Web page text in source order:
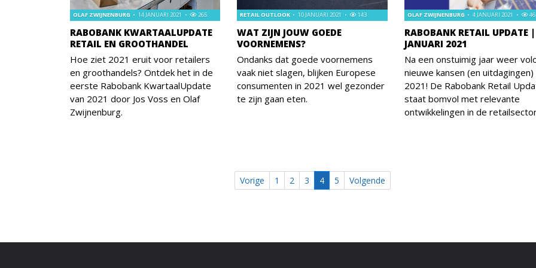
RABOBANK KWARTAALUPDATE
RETAIL EN GROOTHANDEL
OLAF ZWIJNENBURG 14 JANUARI 2021 265
Hoe ziet 2021 eruit voor retailers
en groothandels? Ontdek het in de
eerste Rabobank KwartaalUpdate
van 2021 door Jos Voss en Olaf
Zwijnenburg.
WAT ZIJN JOUW GOEDE
VOORNEMENS?
RETAIL OUTLOOK 10 JANUARI 2021 143
Ondanks dat goede voornemens
vaak niet slagen, blijken Europese
consumenten in 2021 wel gezonder
te zijn gaan eten.
RABOBANK RETAIL UPDATE |
JANUARI 2021
OLAF ZWIJNENBURG 4 JANUARI 2021
Na een onstuimig jaar weer
nieuwe kansen (en uitdagingen)
2021! De Rabobank Retail
staat bomvol met relevante
ontwikkelingen in de
Vorige 1 2 3 4 5 Volgende